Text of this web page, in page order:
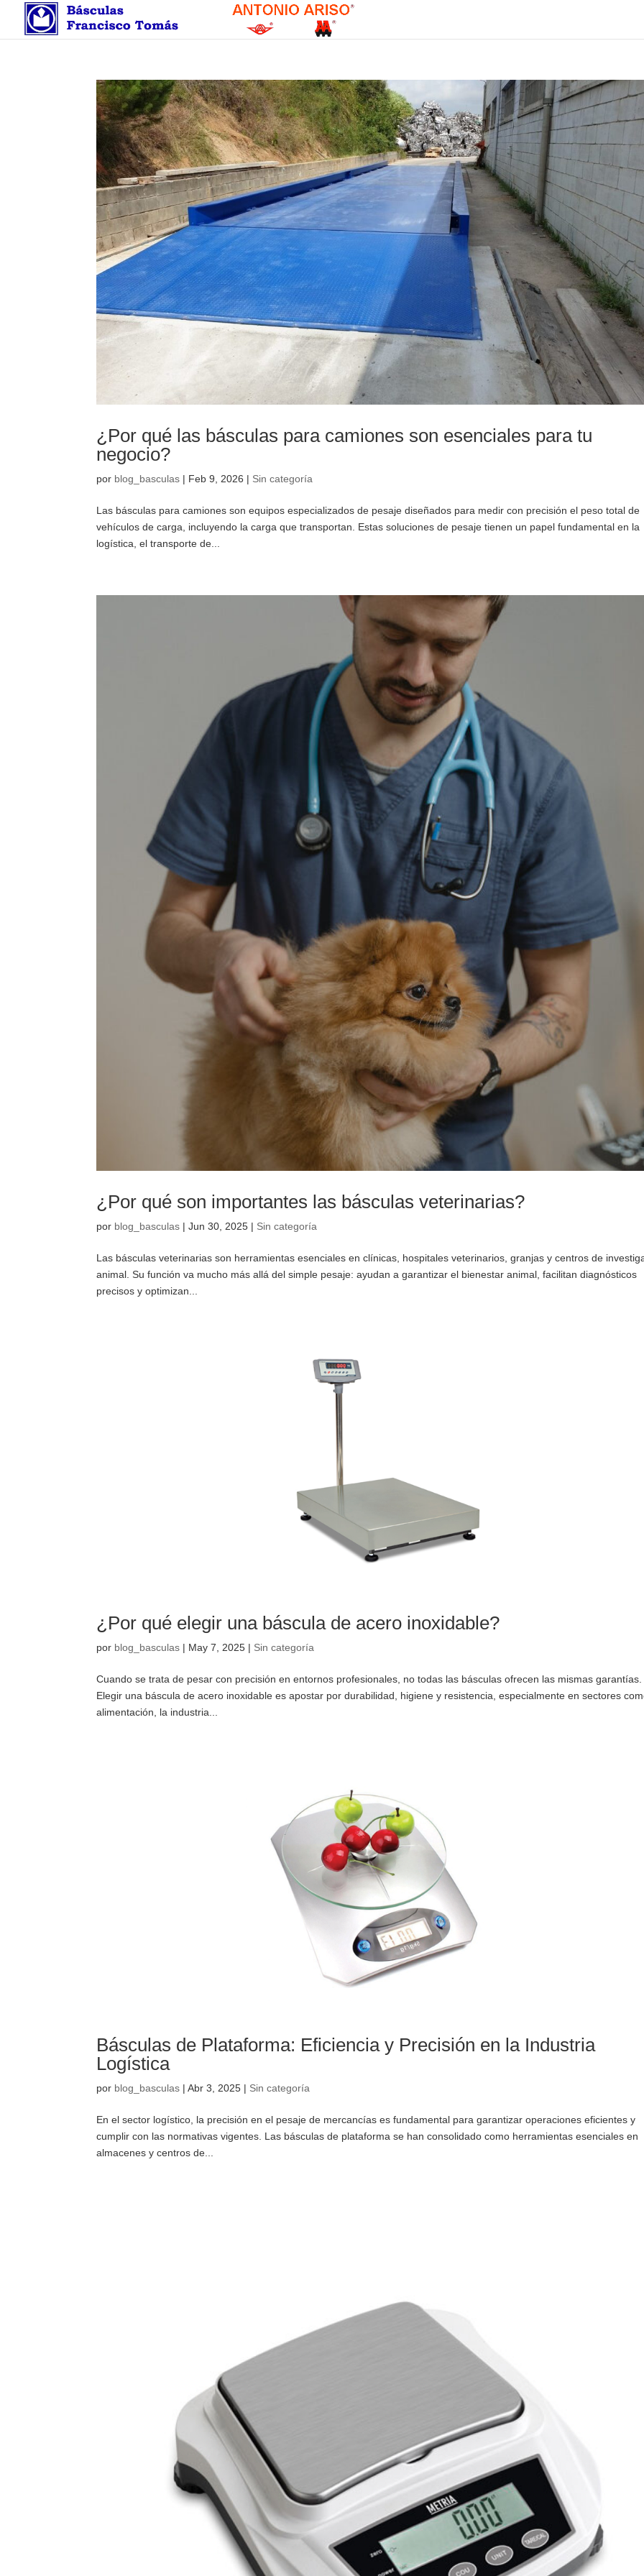
¿Por qué las básculas para camiones son esenciales para tu
negocio?
por blog_basculas | Feb 9, 2026 | Sin categoría
Las básculas para camiones son equipos especializados de pesaje diseñados para medir con precisión el peso total de
vehículos de carga, incluyendo la carga que transportan. Estas soluciones de pesaje tienen un papel fundamental en la
logística, el transporte de...
¿Por qué son importantes las básculas veterinarias?
por blog_basculas |Jun 30, 2025 | Sin categoría
Las básculas veterinarias son herramientas esenciales en clínicas, hospitales veterinarios, granjas y centros de
animal. Su función va mucho más allá del simple pesaje: ayudan a garantizar el bienestar animal, facilitan diagnósticos
precisos y optimizan...
¿Por qué elegir una báscula de acero inoxidable?
por blog_basculas | May 7, 2025 | Sin categoría
Cuando se trata de pesar con precisión en entornos profesionales, no todas las básculas ofrecen las mismas garantías.
Elegir una báscula de acero inoxidable es apostar por durabilidad, higiene y resistencia, especialmente en sectores
alimentación, la industria...
Básculas de Plataforma: Eficiencia y Precisión en la Industria
Logística
por blog_basculas |Abr 3, 2025 | Sin categoría
En el sector logístico, la precisión en el pesaje de mercancías es fundamental para garantizar operaciones eficientes y
cumplir con las normativas vigentes. Las básculas de plataforma se han consolidado como herramientas esenciales en
almacenes y centros de...